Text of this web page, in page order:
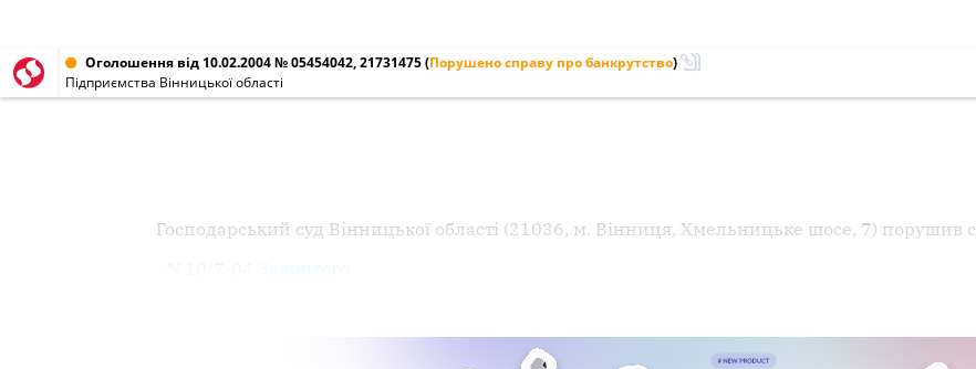
Оголошення від 10.02.2004 № 05454042, 21731475(Порушено справу про банкрутство)
Підприємства Вінницької області
Господарський суд Вінницької області (21036, м. Вінниця, Хмельницьке шосе, 7) порушив